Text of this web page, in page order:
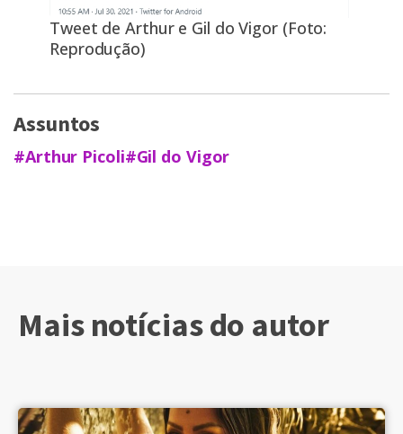
Tweet de Arthur e Gil do Vigor (Foto:
Reprodução)
Assuntos
#Arthur Picoli#Gil do Vigor
Mais notícias do autor